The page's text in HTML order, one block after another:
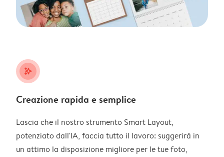
stars_plus
Creazione rapida e semplice
Lascia che il nostro strumento Smart Layout,
potenziato dall'IA, faccia tutto il lavoro: suggerirà in
un attimo la disposizione migliore per le tue foto,